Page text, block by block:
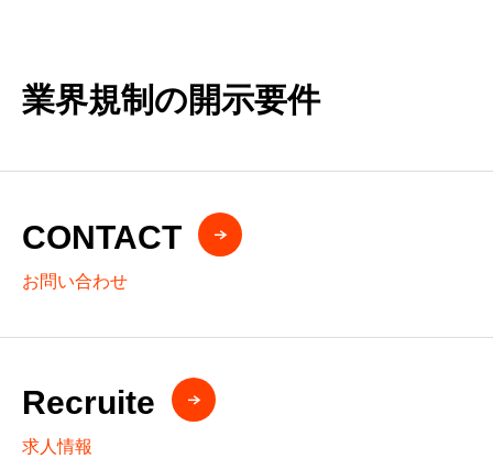
業界規制の開示要件
CONTACT
お問い合わせ
Recruite
求人情報